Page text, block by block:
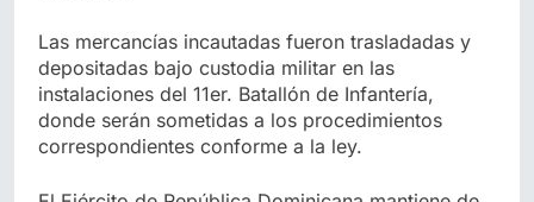
Las mercancías incautadas fueron trasladadas y
depositadas bajo custodia militar en las
instalaciones del 11er. Batallón de Infantería,
donde serán sometidas a los procedimientos
correspondientes conforme a la ley.